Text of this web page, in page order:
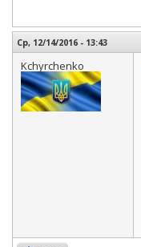
Ср, 12/14/2016 - 13:43
Kchyrchenko